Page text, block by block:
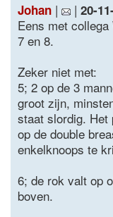
Johan | | 20-
Eens met
7 en 8.
Zeker niet met:
5; 2 op de 3
groot zijn,
staat slordig. Het
op de double
enkelknoops te
6; de rok valt op
boven.